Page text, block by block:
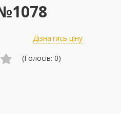
Дізнатись ціну
(Голосів: 0)